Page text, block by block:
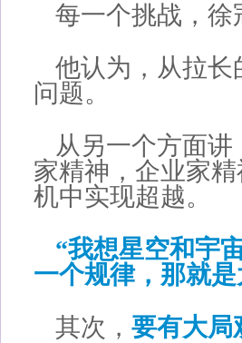
每一个挑战，
他认为，从拉
问题。
从另一个方面
家精神，企业家
机中实现超越。
“我想星空和宇
一个规律，那就
其次， 要有大局